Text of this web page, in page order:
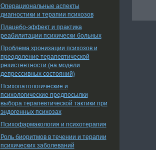
Операциональные аспекты
диагностики и терапии психозов
Плацебо-эффект и практика
реабилитации психически больных
Проблема хронизации психозов и
преодоление терапевтической
резистентности (на модели
депрессивных состояний)
Психопатологические и
психологические предпосылки
выбора терапевтической тактики при
эндогенных психозах
Психофармакология и психотерапия
Роль биоритмов в течении и терапии
психических заболеваний